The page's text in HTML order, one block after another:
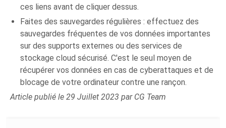
ces liens avant de cliquer dessus.
Faites des sauvegardes régulières : effectuez des
sauvegardes fréquentes de vos données importantes
sur des supports externes ou des services de
stockage cloud sécurisé. C'est le seul moyen de
récupérer vos données en cas de cyberattaques et de
blocage de votre ordinateur contre une rançon.
Article publié le 29 Juillet 2023 par CG Team